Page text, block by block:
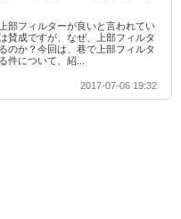
部フィルターが良いと言われてい
賛成ですが、なぜ、上部フィルタ
のか？今回は、巷で上部フィルタ
件について、紹...
2017-07-06 19:32